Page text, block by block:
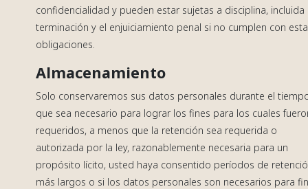
confidencialidad y pueden estar sujetas a disciplina, incluida
terminación y el enjuiciamiento penal si no cumplen con
obligaciones.
Almacenamiento
Solo conservaremos sus datos personales durante el
que sea necesario para lograr los fines para los cuales
requeridos, a menos que la retención sea requerida o
autorizada por la ley, razonablemente necesaria para un
propósito lícito, usted haya consentido períodos de
más largos o si los datos personales son necesarios para